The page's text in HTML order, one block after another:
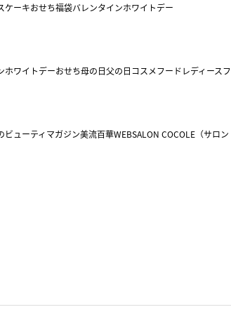
ケーキおせち福袋バレンタインホワイトデー
ホワイトデーおせち母の日父の日 コスメフードレディース
ビューティマガジン美流百華WEBSALON COCOLE（サロン